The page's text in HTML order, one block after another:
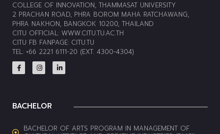
COLLEGE OF INNOVATION, THAMMASAT UNIVERSITY
2 PRACHAN ROAD, PHRA BOROM MAHA RATCHAWANG,
PHRA NAKHON, BANGKOK 10200, THAILAND
CITU OFFICIAL: WWW.CITU.TU.AC.TH
CITU FB FANPAGE: CITU.TU
TEL: +66 2221 6111-20 (EXT. 4300-4304)
BACHELOR
BACHELOR OF ARTS PROGRAM IN MANAGEMENT OF